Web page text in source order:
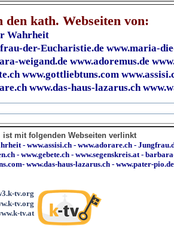
den kath. Webseiten von:
Wahrheit
der-Eucharistie.de www.maria-
weigand.de www.adoremus.de
www.gottliebtuns.com
www.das-haus-lazarus.ch
ist mit folgenden Webseiten verlinkt
- www.assisi.ch - www.adorare.ch -
- www.gebete.ch - www.segenskreis.at-
- www.das-haus-lazarus.ch - www.pater-pio.de
tv.org
tv.org
tv.at